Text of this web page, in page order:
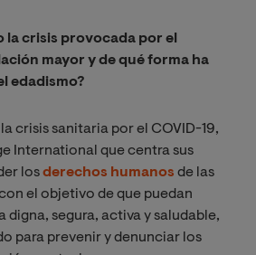
la crisis provocada por el
mayor y de qué forma ha
edadismo?
crisis sanitaria por el COVID-19,
International que centra sus
losderechos humanos de las
el objetivo de que puedan
digna, segura, activa y saludable,
para prevenir y denunciar los